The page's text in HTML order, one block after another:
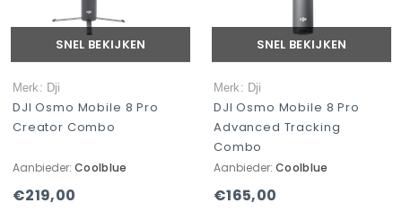
SNEL BEKIJKEN
Merk: Dji
DJI Osmo Mobile 8 Pro
Creator Combo
Aanbieder: Coolblue
€219,00
SNEL BEKIJKEN
Merk: Dji
DJI Osmo Mobile 8 Pro
Advanced Tracking
Combo
Aanbieder: Coolblue
€165,00